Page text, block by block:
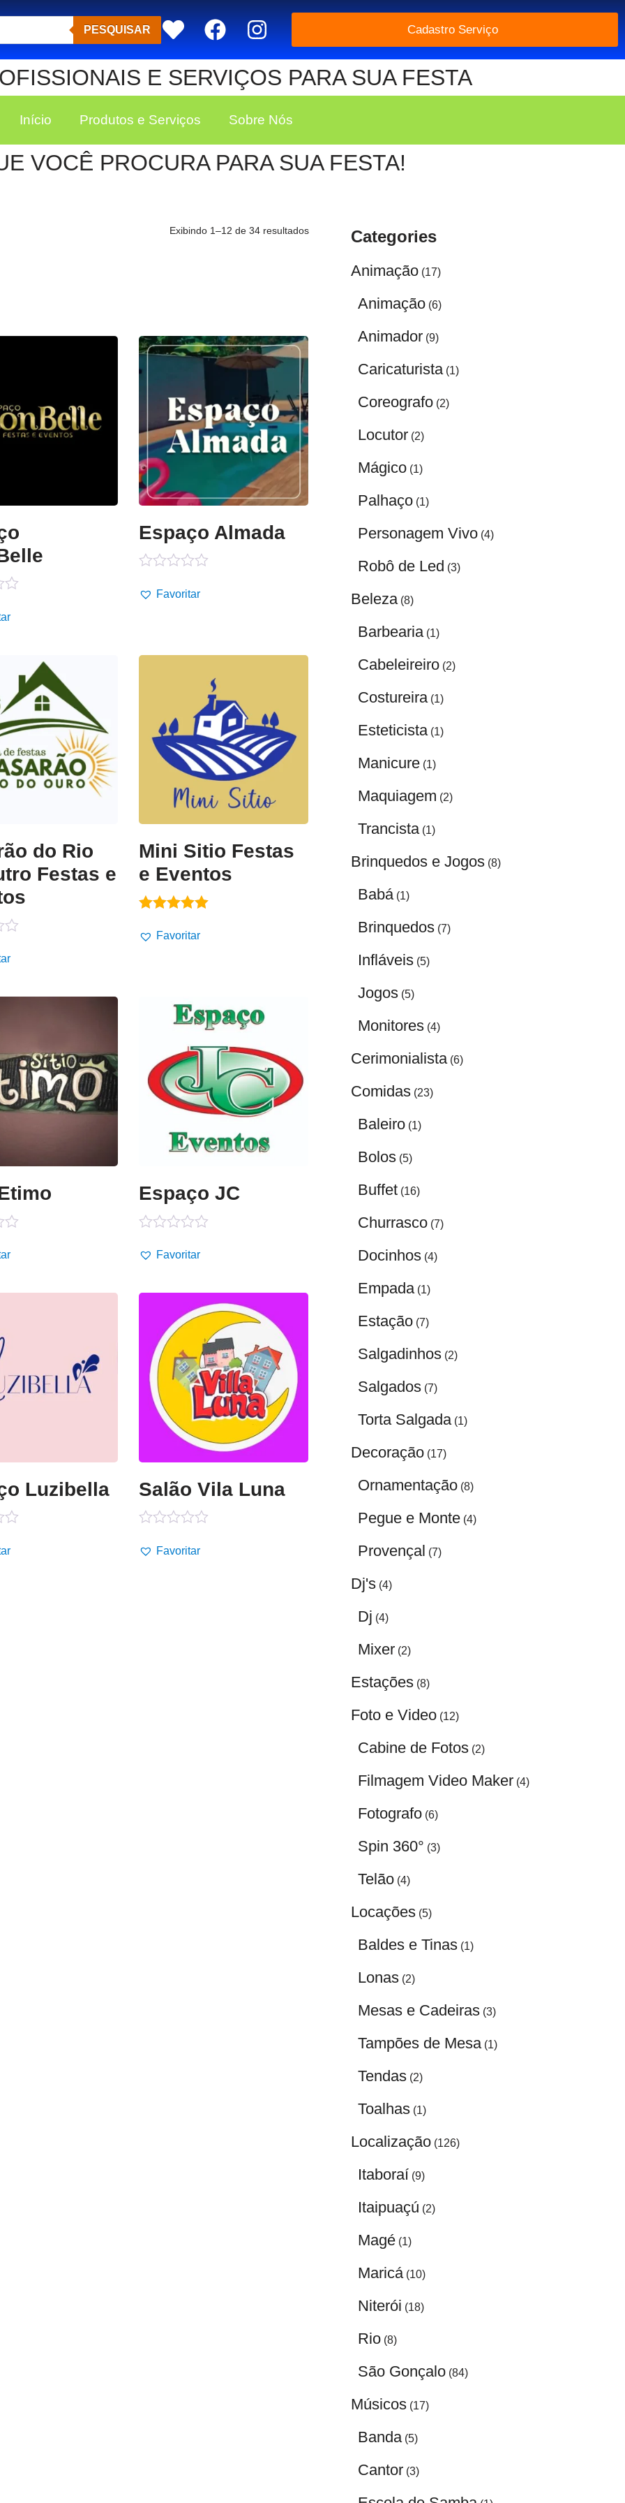
PESQUISAR Cadastro Serviço
E SERVIÇOS PARA SUA FESTA
Início Produtos e Serviços Sobre Nós
VOCÊ PROCURA PARA SUA FESTA!
Exibindo 1–12 de 34 resultados
Espaço Almada
0
Favoritar
do Rio
Festas e
Mini Sitio Festas
e Eventos
5.00Favoritar
Espaço JC
0
Favoritar
Luzibella Salão Vila Luna
0
Favoritar
Categories
Animação (17)
Animação (6)
Animador (9)
Caricaturista (1)
Coreografo (2)
Locutor (2)
Mágico (1)
Palhaço (1)
Personagem Vivo (4)
Robô de Led (3)
Beleza (8)
Barbearia (1)
Cabeleireiro (2)
Costureira (1)
Esteticista (1)
Manicure (1)
Maquiagem (2)
Trancista (1)
Brinquedos e Jogos (8)
Babá (1)
Brinquedos (7)
Infláveis (5)
Jogos (5)
Monitores (4)
Cerimonialista (6)
Comidas (23)
Baleiro (1)
Bolos (5)
Buffet (16)
Churrasco (7)
Docinhos (4)
Empada (1)
Estação (7)
Salgadinhos (2)
Salgados (7)
Torta Salgada (1)
Decoração (17)
Ornamentação (8)
Pegue e Monte (4)
Provençal (7)
Dj's (4)
Dj (4)
Mixer (2)
Estações (8)
Foto e Video (12)
Cabine de Fotos (2)
Filmagem Video Maker (4)
Fotografo (6)
Spin 360° (3)
Telão (4)
Locações (5)
Baldes e Tinas (1)
Lonas (2)
Mesas e Cadeiras (3)
Tampões de Mesa (1)
Tendas (2)
Toalhas (1)
Localização (126)
Itaboraí (9)
Itaipuaçú (2)
Magé (1)
Maricá (10)
Niterói (18)
Rio (8)
São Gonçalo (84)
Músicos (17)
Banda (5)
Cantor (3)